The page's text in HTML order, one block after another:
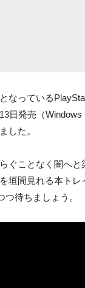
なっている
日発売（
した。
ぐことなく闇へ
垣間見れる本ト
待ちましょう。